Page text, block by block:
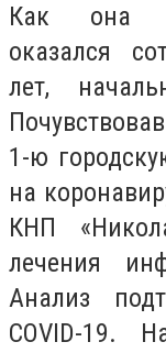
Как она
оказался
лет,
1-ю
на
КНП
лечения
Анализ
COVID-19.